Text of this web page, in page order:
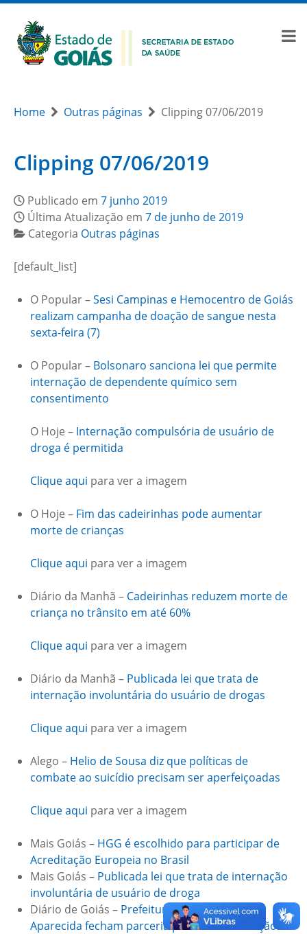
Home Outras páginas Clipping 07/06/2019
Clipping 07/06/2019
Publicado em 7 junho 2019
Última Atualização em 7 de junho de 2019
Categoria Outras páginas
[default_list]
O Popular –Sesi Campinas e Hemocentro de Goiás
realizam campanha de doação de sangue nesta
sexta-feira (7)
O Popular – Bolsonaro sanciona lei que permite
internação de dependente químico sem
consentimento
O Hoje – Internação compulsória de usuário de
droga é permitida
Clique aqui para ver a imagem
O Hoje – Fim das cadeirinhas pode aumentar
morte de crianças
Clique aqui para ver a imagem
Diário da Manhã – Cadeirinhas reduzem morte de
criança no trânsito em até 60%
Clique aqui para ver a imagem
Diário da Manhã – Publicada lei que trata de
internação involuntária do usuário de drogas
Clique aqui para ver a imagem
Alego – Helio de Sousa diz que políticas de
combate ao suicídio precisam ser aperfeiçoadas
Clique aqui para ver a imagem
Mais Goiás – HGG é escolhido para participar de
Acreditação Europeia no Brasil
Mais Goiás – Publicada lei que trata de internação
involuntária de usuário de droga
Diário de Goiás – Prefeitura e Hospital de
Aparecida fecham parceria para ressocialização de